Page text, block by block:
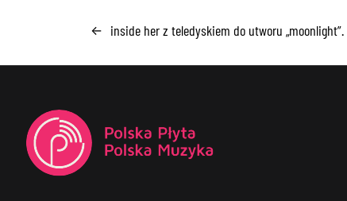
← inside her z teledyskiem do utworu